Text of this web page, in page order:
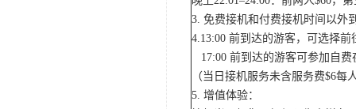
3. 免费接机和付费接机时间以外
4.13:00 前到达的游客，可选择
17:00 前到达的游客可参加自
（当日接机服务未含服务费$6每
5. 增值体验：